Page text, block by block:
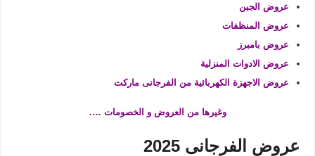
عروض الجبن
عروض المنظفات
عروض بامبرز
عروض الادوات المنزلية
عروض الاجهزة الكهربائية من الفرجانى ماركت
وغيرها من العروض و الخصومات ….
عروض الفرجانى 2025